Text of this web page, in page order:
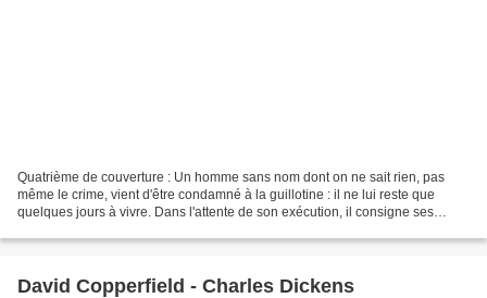
Quatrième de couverture : Un homme sans nom dont on ne sait rien, pas
même le crime, vient d'être condamné à la guillotine : il ne lui reste que
quelques jours à vivre. Dans l'attente de son exécution, il consigne ses
David Copperfield - Charles Dickens